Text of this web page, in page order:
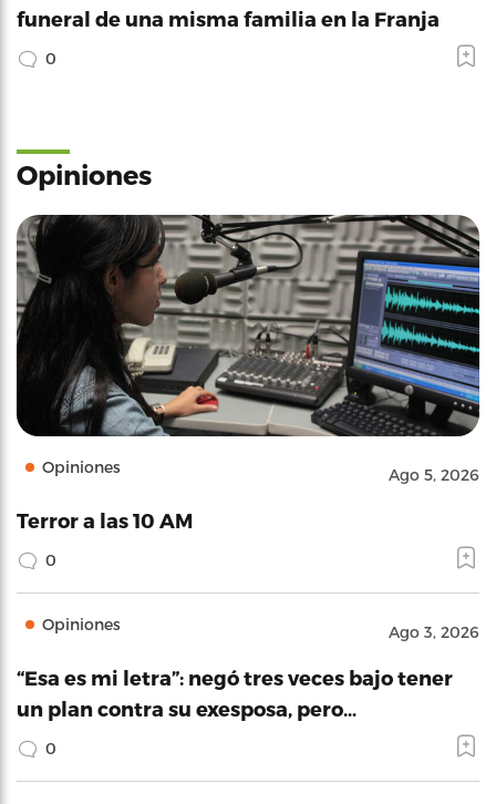
funeral de una misma familia en la Franja
0
Opiniones
Opiniones Ago 5, 2026
Terror a las 10 AM
0
Opiniones Ago 3, 2026
“Esa es mi letra”: negó tres veces bajo tener
un plan contra su exesposa, pero…
0